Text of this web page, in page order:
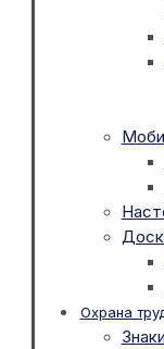
Охрана